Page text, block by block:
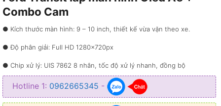
Combo Cam
● Kích thước màn hình: 9 – 10 inch, thiết kế vừa vặn theo xe.
● Độ phân giải: Full HD 1280×720px
● Chip xử lý: UIS 7862 8 nhân, tốc độ xử lý nhanh, đồng bộ
● RAM 2GB / ROM 32GB – Lưu trữ thông tin và ứng dụng dồi dào
● Hệ điều hành Android 10, giao diện thông minh, linh hoạt
Hotline 1: 0962665345 -